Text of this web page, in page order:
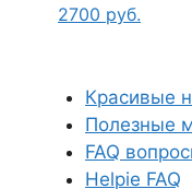
2700 руб.
Красивые
Полезные
FAQ
Helpie FAQ